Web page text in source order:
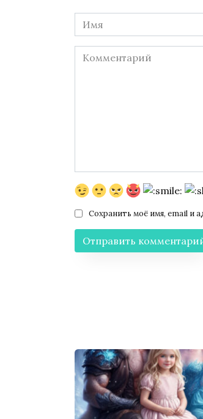
Имя
*
Комментарий
Сохранить моё имя, email и